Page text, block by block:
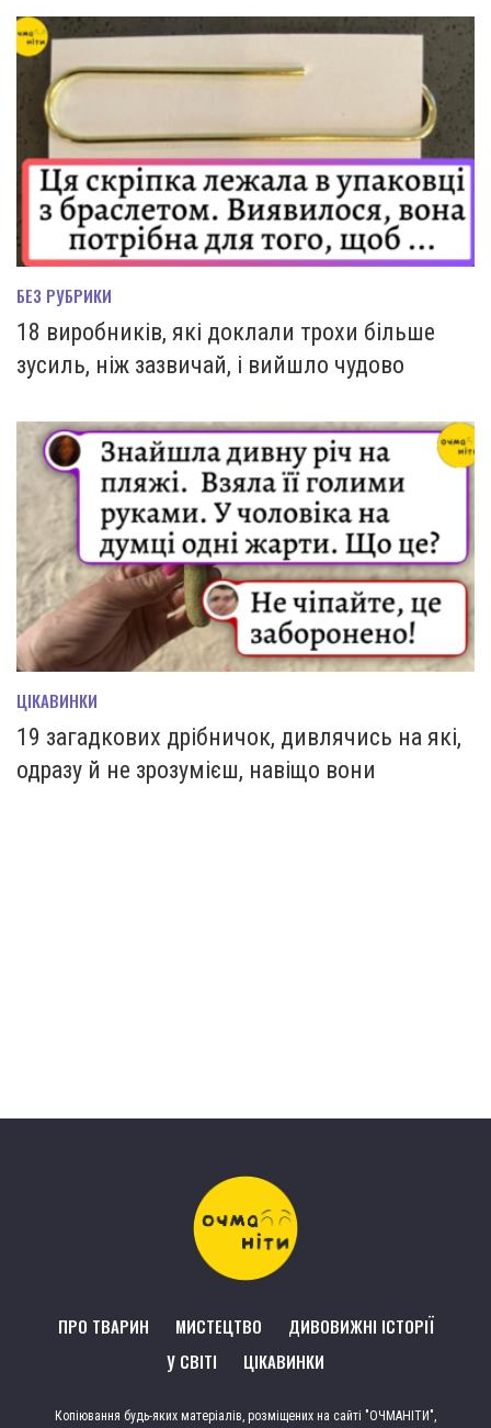
БЕЗ РУБРИКИ
18 виробників, які доклали трохи більше
зусиль, ніж зазвичай, і вийшло чудово
ЦІКАВИНКИ
19 загадкових дрібничок, дивлячись на які,
одразу й не зрозумієш, навіщо вони
ПРО ТВАРИН МИСТЕЦТВО
ДИВОВИЖНІ ІСТОРІЇ
У СВІТІ
ЦІКАВИНКИ
Копіювання будь-яких матеріалів, розміщених на сайті "ОЧМАНІТИ",